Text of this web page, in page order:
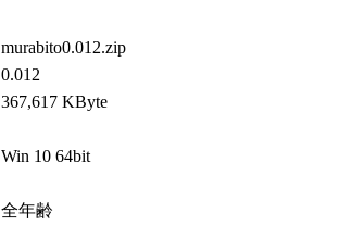
murabito0.012.zip
0.012
367,617 KByte
Win 10 64bit
全年齢